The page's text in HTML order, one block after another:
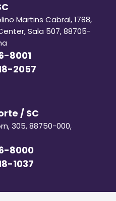
Martins Cabral, 1788,
Sala 507, 88705-
8001
2057
/ SC
305, 88750-000,
8000
1037